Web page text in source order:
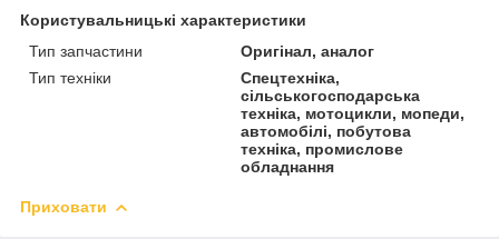
Користувальницькі характеристики
Тип запчастини
Оригінал, аналог
Тип техніки
Спецтехніка,
сільськогосподарська
техніка, мотоцикли, мопеди,
автомобілі, побутова
техніка, промислове
обладнання
Приховати